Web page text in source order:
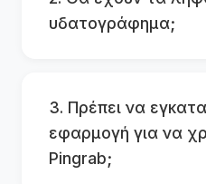
υδατογράφημα;
3. Πρέπει να
εφαρμογή για να
Pingrab;